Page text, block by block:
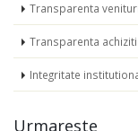
Transparenta
Transparenta
Integritate
Urmareste